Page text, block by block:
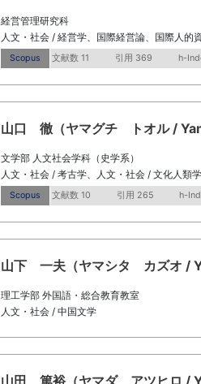
経営管理研究科
人文・社会 / 経営学、国際経営論、国際人的
Scopus 文献数 11 引用 369 h-
山口 徹（ヤマグチ トオル /
文学部 人文社会学科（史学系）
人文・社会 / 考古学、人文・社会 / 文化人類
Scopus 文献数 10 引用 265 h-
山下 一夫（ヤマシタ カズオ /
理工学部 外国語・総合教育教室
人文・社会 / 中国文学
山田 篤裕（ヤマダ アツヒロ /